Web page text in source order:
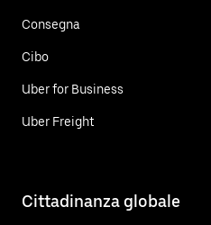
Consegna
Cibo
Uber for Business
Uber Freight
Cittadinanza globale